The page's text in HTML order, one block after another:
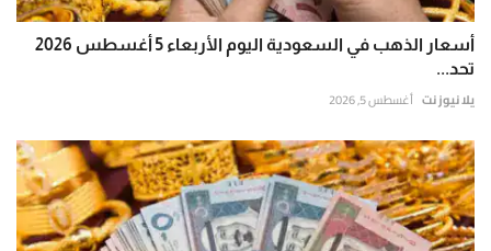
أسعار الذهب في السعودية اليوم الأربعاء 5 أغسطس 2026
تحد...
يلا نيوز نت أغسطس 5, 2026